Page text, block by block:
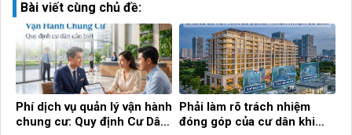
Ban quản trị chung cư
CT12B thừa nhận việc sử
dụng con dấu tự khắc
29 luật và hàng loạt quy
định mới có hiệu lực từ
tháng 7